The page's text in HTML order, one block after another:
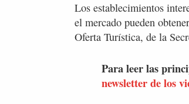
Los establecimientos
el mercado pueden
Oferta Turística, de la
Para leer las
newsletter de los